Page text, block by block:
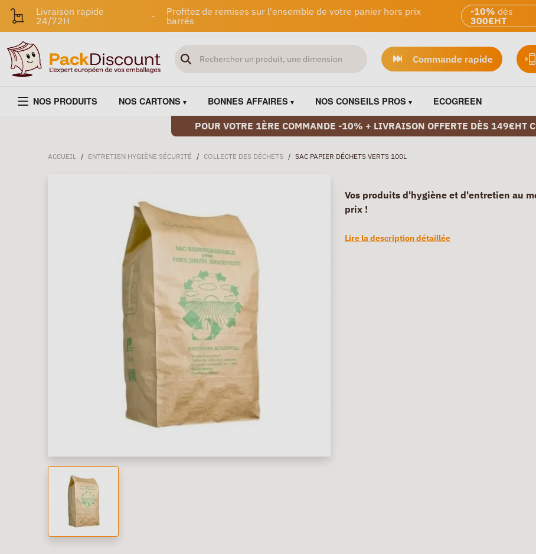
Livraison rapide
24/72H
-
Profitez de remises sur l'ensemble de votre panier hors prix
barrés
-10% dès
300€HT
Commande rapide
NOS PRODUITS NOS CARTONS BONNES AFFAIRES NOS CONSEILS PROS ECOGREEN
POUR VOTRE 1ÈRE COMMANDE -10% + LIVRAISON OFFERTE DÈS 149€HT
ACCUEIL / ENTRETIEN HYGIÈNE SÉCURITÉ / COLLECTE DES DÉCHETS / SAC PAPIER DÉCHETS VERTS 100L
Vos produits d'hygiène et d'entretien au
prix !
Lire la description détaillée